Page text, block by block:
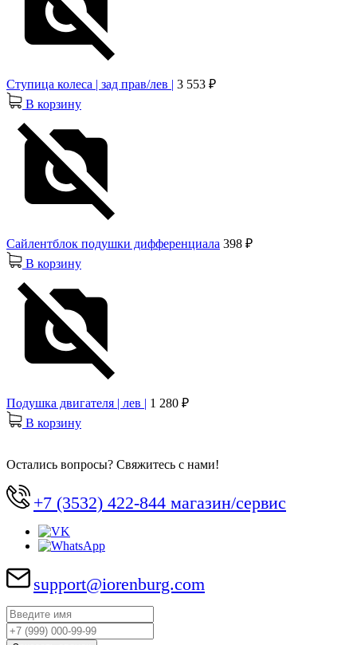
Ступица колеса | зад прав/лев | 3 553 ₽
В корзину
Сайлентблок подушки дифференциала 398 ₽
В корзину
Подушка двигателя | лев | 1 280 ₽
В корзину
Остались вопросы? Свяжитесь с нами!
+7 (3532) 422-844 магазин/сервис
support@iorenburg.com